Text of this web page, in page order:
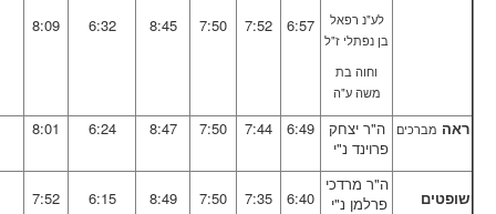
לע"נ רפאל
בן נפתלי ז"ל
וחוה בת
משה ע"ה
6:57
7:52
7:50
8:45
6:32
8:09
ראה מברכים
ה"ר יצחק
פרוינד נ"י
6:49
7:44
7:50
8:47
6:24
8:01
שופטים
ה"ר מרדכי
פרלמן נ"י
6:40
7:35
7:50
8:49
6:15
7:52